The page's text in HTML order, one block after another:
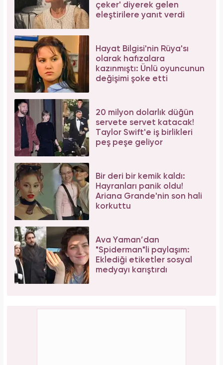
çeker' diyerek gelen
eleştirilere yanıt verdi
Hayat Bilgisi'nin Rüya'sı
olarak hafızalara
kazınmıştı: Ünlü oyuncunun
değişimi şoke etti
20 milyon dolarlık düğün
servete servet katacak!
Taylor Swift'e iş birlikleri
peş peşe geliyor
Bir deri bir kemik kaldı:
Hayranları panik oldu!
Ariana Grande'nin son hali
korkuttu
Ava Yaman’dan
"Spiderman"li paylaşım:
Eklediği etiketler sosyal
medyayı karıştırdı